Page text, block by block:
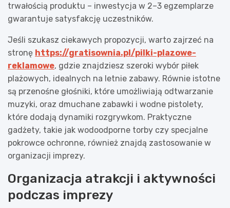
trwałością produktu – inwestycja w 2–3 egzemplarze
gwarantuje satysfakcję uczestników.
Jeśli szukasz ciekawych propozycji, warto zajrzeć na
stronę https://gratisownia.pl/pilki-plazowe-
reklamowe, gdzie znajdziesz szeroki wybór piłek
plażowych, idealnych na letnie zabawy. Równie istotne
są przenośne głośniki, które umożliwiają odtwarzanie
muzyki, oraz dmuchane zabawki i wodne pistolety,
które dodają dynamiki rozgrywkom. Praktyczne
gadżety, takie jak wodoodporne torby czy specjalne
pokrowce ochronne, również znajdą zastosowanie w
organizacji imprezy.
Organizacja atrakcji i aktywności
podczas imprezy